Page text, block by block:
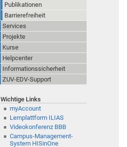
Publikationen
Barrierefreiheit
Services
Projekte
Kurse
Helpcenter
Informationssicherheit
ZUV-EDV-Support
Wichtige Links
myAccount
Lernplattform ILIAS
Videokonferenz BBB
Campus-Management-
System HISinOne